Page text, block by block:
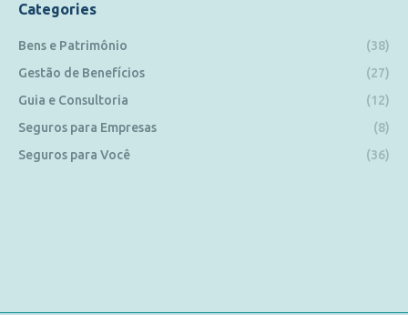
Categories
Bens e Patrimônio
(38)
Gestão de Benefícios
(27)
Guia e Consultoria
(12)
Seguros para Empresas
(8)
Seguros para Você
(36)